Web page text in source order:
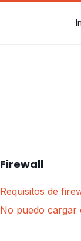
Firewall
Requisitos de
No puedo cargar